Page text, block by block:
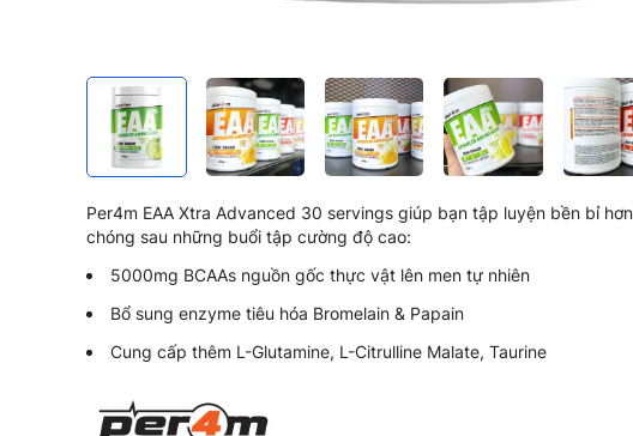
Per4m EAA Xtra Advanced 30 servings giúp bạn tập luyện bền bỉ
chóng sau những buổi tập cường độ cao:
5000mg BCAAs nguồn gốc thực vật lên men tự nhiên
Bổ sung enzyme tiêu hóa Bromelain & Papain
Cung cấp thêm L-Glutamine, L-Citrulline Malate, Taurine